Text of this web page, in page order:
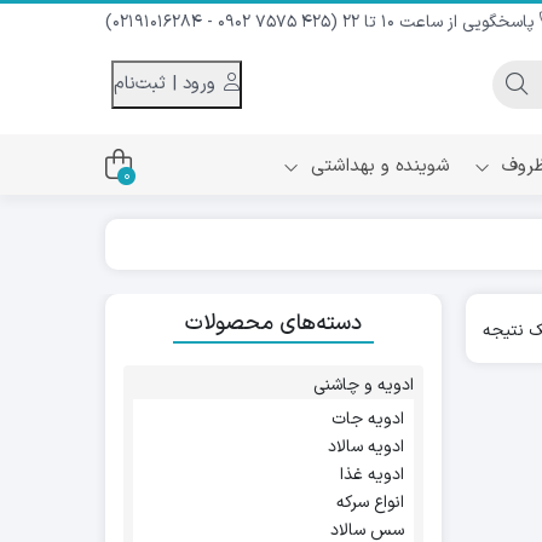
پاسخگویی از ساعت 10 تا 22 (425 7575 0902 - 02191016284)
سرد
شوینده و بهداشتی 0
نتیجه دسته‌های محصولات
ادویه و چاشنی
ادویه جات
ادویه سالاد
ادویه غذا
انواع سرکه
سس سالاد